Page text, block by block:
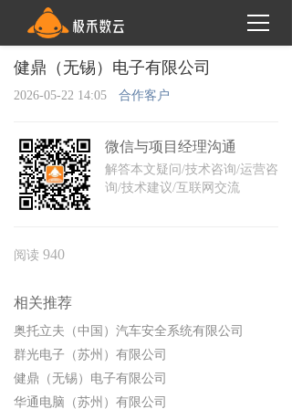
健鼎（无锡）电子有限公司
2026-05-22 14:05 合作客户
微信与项目经理沟通
解答本文疑问/技术咨询/运营咨
询/技术建议/互联网交流
阅读 940
相关推荐
奥托立夫（中国）汽车安全系统有限公司
群光电子（苏州）有限公司
健鼎（无锡）电子有限公司
华通电脑（苏州）有限公司